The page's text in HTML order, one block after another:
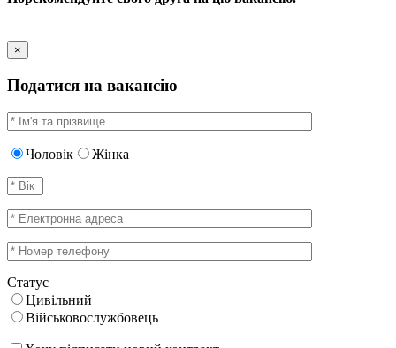
×
Податися на вакансію
Чоловік Жінка
Статус
Цивільний
Військовослужбовець